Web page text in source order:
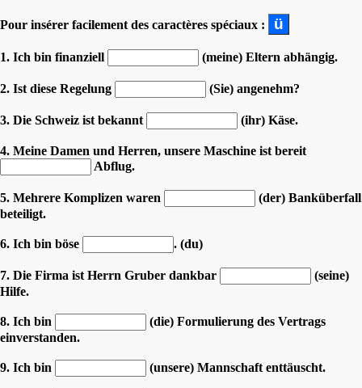
Pour insérer facilement des caractères spéciaux :
1. Ich bin finanziell (meine) Eltern abhängig.
2. Ist diese Regelung (Sie) angenehm?
3. Die Schweiz ist bekannt (ihr) Käse.
4. Meine Damen und Herren, unsere Maschine ist bereit
Abflug.
5. Mehrere Komplizen waren
(der) Banküberfall
beteiligt.
6. Ich bin böse . (du)
7. Die Firma ist Herrn Gruber dankbar
(seine)
Hilfe.
8. Ich bin
(die) Formulierung des Vertrags
einverstanden.
9. Ich bin (unsere) Mannschaft enttäuscht.